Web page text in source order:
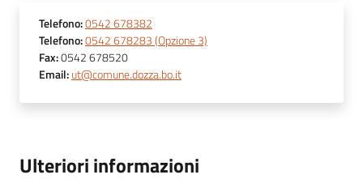
Telefono:0542 678382
Telefono:0542 678283 (Opzione 3)
Fax:0542 678520
Email:ut@comune.dozza.bo.it
Ulteriori informazioni